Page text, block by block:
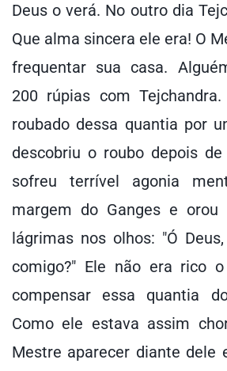
Deus o verá. No outro dia
Que alma sincera ele era! O
frequentar sua casa.
200 rúpias com
roubado dessa quantia por
descobriu o roubo depois
sofreu terrível agonia
margem do Ganges e
lágrimas nos olhos: "Ó
comigo?" Ele não era rico
compensar essa quantia
Como ele estava assim
Mestre aparecer diante dele